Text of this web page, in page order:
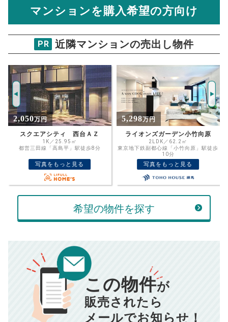
物件価格
万円
ご希望の
返済期間
住宅ローン
金利
%
ボーナス
返済金額
万円
万円
返済シミュレーション計算結果
毎月の支払額 834
年間の支払額 10,005 円
金額がわかります。
ルミリオ中板橋
試算条件 66㎡・3階
推定売却価格：4770万円
資金計画のために査定額や希望売却価
格を入力して活用するのもおすすめ◎
売却価格
万円
計算する
00万円
■仲介手数料／ 00万円
■売買契約書印紙／ 0
■抵当権抹消費用／0万円
※購入価格よりも売却価格が高い場合、譲渡所得税が発生する
マンションを購入希望の方向け
PR 近隣マンションの売出し物件
5,298万円
ライオンズガーデン小竹向原
2LDK／62.2㎡
東京地下鉄副都心線「小竹向原」駅徒歩
写真をもっと見る
3,980万円
エバーグリーンパレス板橋
3LDK／63.63㎡
都営三田線「蓮根」駅徒歩11分
写真をもっと見る
希望の物件を探す
この物件が
販売されたら
メールでお知らせ！